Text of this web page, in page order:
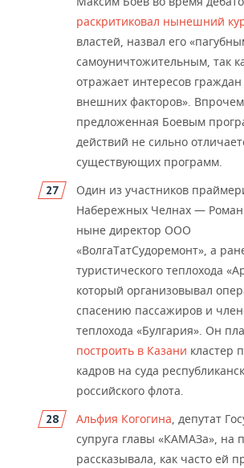
раскритиковал нынешний
властей, назвал его
самоуничтожительным, так
отражает интересов граждан
внешних факторов».
предложенная Боевым
действий не сильно
существующих программ.
Один из участников пр
Набережных Челнах —
ныне директор ООО
«ВолгаТатСудоремонт», а
туристического теплохода
который организовывал
спасению пассажиров и
теплохода «Булгария». Он
построить в Казани кластер
кадров на суда
российского флота.
Альфия Когогина, депутат
супруга главы «КАМАЗа», на
рассказывала, как часто ей